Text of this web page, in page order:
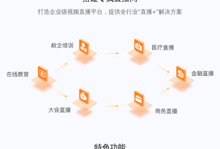
打造企业级视频直播平台，提供全行业“直播+”解决方案